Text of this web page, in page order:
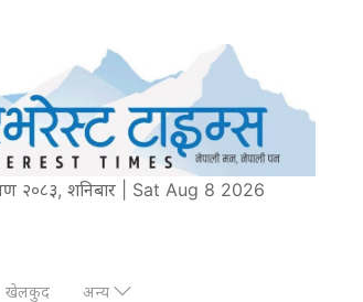
२०८३, शनिबार | Sat Aug 8 2026
खेलकुद अन्य